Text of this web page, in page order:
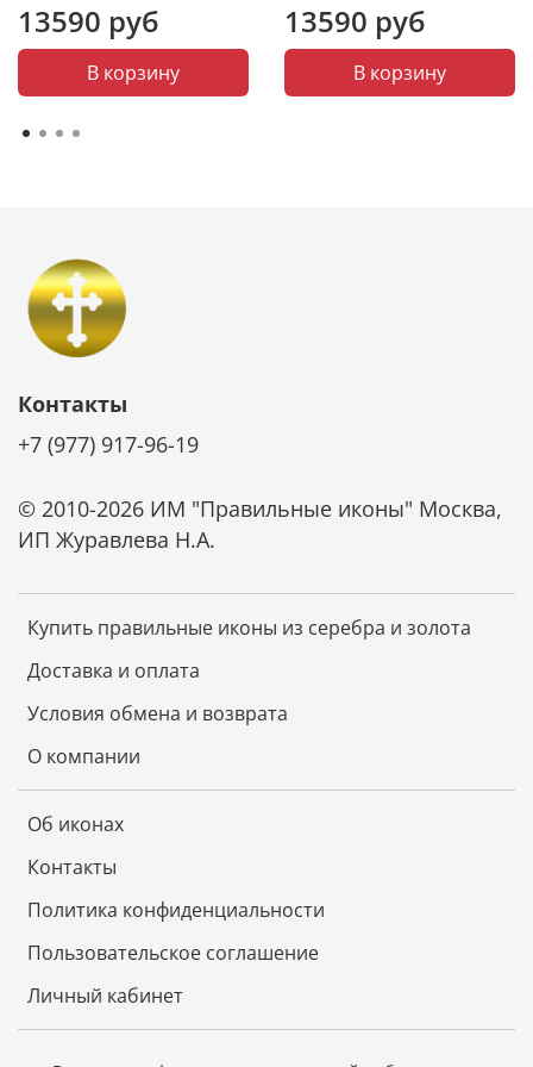
Покровительство святого: Иисусу Христу молятся во
спасение душ наших и за отпущение всех земных
Волхонка, 15
13590 руб
В корзину
13590 руб
В корзину
Купить правильные иконы из серебра и золота
Доставка и оплата
Условия обмена и возврата
О компании
Об иконах
Контакты
Политика конфиденциальности
Пользовательское соглашение
Личный кабинет
Контакты
+7 (977) 917-96-19
© 2010-2026 ИМ "Правильные иконы" Москва,
ИП Журавлева Н.А.